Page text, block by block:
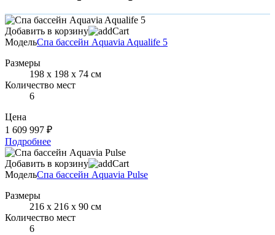
Добавить в корзину
МодельСпа бассейн Aquavia Aqualife 5
Размеры
198 х 198 х 74 см
Количество мест
6
Цена
1 609 997 ₽
Подробнее
Добавить в корзину
МодельСпа бассейн Aquavia Pulse
Размеры
216 х 216 х 90 см
Количество мест
6